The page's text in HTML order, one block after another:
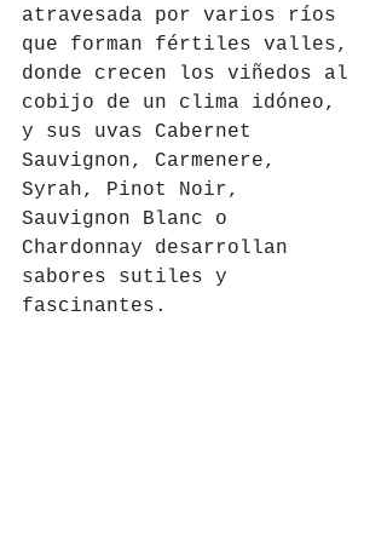
atravesada por varios ríos
que forman fértiles valles,
donde crecen los viñedos al
cobijo de un clima idóneo,
y sus uvas Cabernet
Sauvignon, Carmenere,
Syrah, Pinot Noir,
Sauvignon Blanc o
Chardonnay desarrollan
sabores sutiles y
fascinantes.